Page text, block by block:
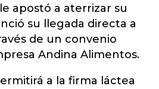
apostó a aterrizar su
su llegada directa a
de un convenio
Andina Alimentos.
a la firma láctea